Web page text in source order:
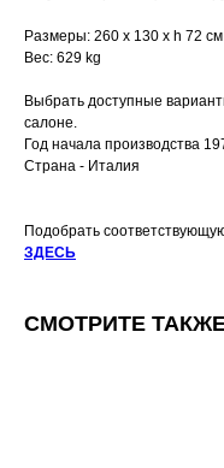
Размеры: 260 х 130 х h 72 см
Вес: 629 kg
Выбрать доступные
салоне.
Год начала производства
Страна - Италия
Подобрать
ЗДЕСЬ
СМОТРИТЕ